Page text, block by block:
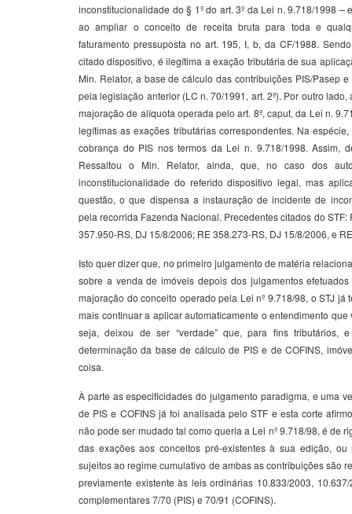
inconstitucionalidade do § 1º do art. 3º da Lei n. 9.718/1998 –
ao ampliar o conceito de receita bruta para toda e
faturamento pressuposta no art. 195, I, b, da CF/1988.
citado dispositivo, é ilegítima a exação tributária de sua
Min. Relator, a base de cálculo das contribuições PIS/Pasep
pela legislação anterior (LC n. 70/1991, art. 2º). Por outro
majoração de alíquota operada pelo art. 8º, caput, da Lei n.
legítimas as exações tributárias correspondentes. Na
cobrança do PIS nos termos da Lei n. 9.718/1998. Assim,
Ressaltou o Min. Relator, ainda, que, no caso dos
inconstitucionalidade do referido dispositivo legal, mas
questão, o que dispensa a instauração de incidente de
pela recorrida Fazenda Nacional. Precedentes citados do STF:
357.950-RS, DJ 15/8/2006; RE 358.273-RS, DJ 15/8/2006, e
Isto quer dizer que, no primeiro julgamento de matéria
sobre a venda de imóveis depois dos julgamentos
majoração do conceito operado pela Lei nº 9.718/98, o STJ
mais continuar a aplicar automaticamente o entendimento
seja, deixou de ser “verdade” que, para fins tributários,
determinação da base de cálculo de PIS e de COFINS,
coisa.
À parte as especificidades do julgamento paradigma, e uma
de PIS e COFINS já foi analisada pelo STF e esta corte
não pode ser mudado tal como queria a Lei nº 9.718/98, é de
das exações aos conceitos pré-existentes à sua edição,
sujeitos ao regime cumulativo de ambas as contribuições são
previamente existente às leis ordinárias 10.833/2003,
complementares 7/70 (PIS) e 70/91 (COFINS).